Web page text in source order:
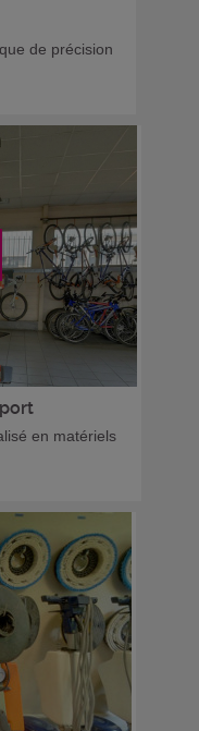
de précision
en matériels